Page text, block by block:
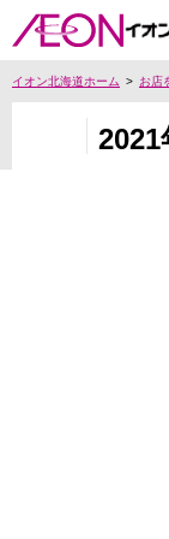
イオン北海道ホーム お店
2021